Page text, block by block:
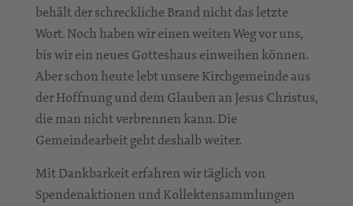
behält der schreckliche Brand nicht das letzte
Wort. Noch haben wir einen weiten Weg vor uns,
bis wir ein neues Gotteshaus einweihen können.
Aber schon heute lebt unsere Kirchgemeinde aus
der Hoffnung und dem Glauben an Jesus Christus,
die man nicht verbrennen kann. Die
Gemeindearbeit geht deshalb weiter.
Mit Dankbarkeit erfahren wir täglich von
Spendenaktionen und Kollektensammlungen